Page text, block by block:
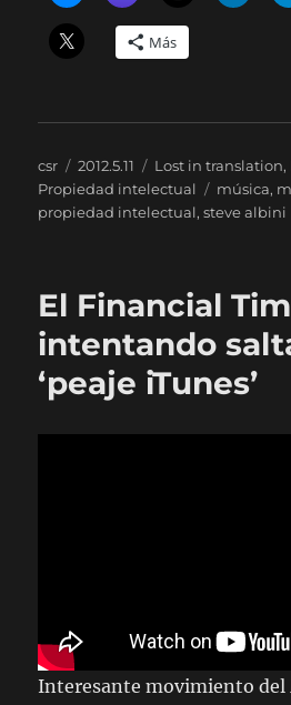
Más
Autor
csr
Publicado
el
2012.5.11 Categorías
Lost in translation,
Propiedad intelectual
Etiquetas
música,
propiedad intelectual,steve albini
El Financial
intentando
‘peaje iTunes’
Interesante movimiento del